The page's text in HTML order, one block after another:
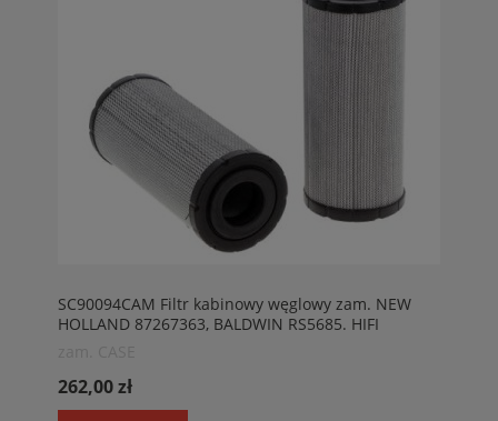
SC90094CAM Filtr kabinowy węglowy zam. NEW
HOLLAND 87267363, BALDWIN RS5685. HIFI
262,00 zł